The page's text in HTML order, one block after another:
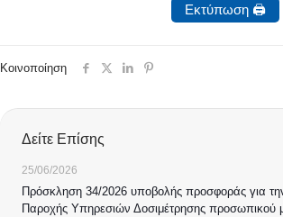
Εκτύπωση 🖨
Κοινοποίηση
Δείτε Επίσης
25/06/2026
Πρόσκληση 34/2026 υποβολής προσφοράς για
Παροχής Υπηρεσιών Δοσιμέτρησης